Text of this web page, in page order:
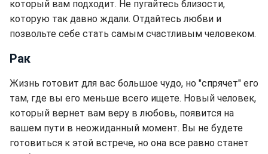
который вам подходит. Не пугайтесь близости,
которую так давно ждали. Отдайтесь любви и
позвольте себе стать самым счастливым человеком.
Рак
Жизнь готовит для вас большое чудо, но "спрячет" его
там, где вы его меньше всего ищете. Новый человек,
который вернет вам веру в любовь, появится на
вашем пути в неожиданный момент. Вы не будете
готовиться к этой встрече, но она все равно станет